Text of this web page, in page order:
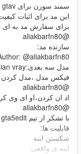
سمند سورن برای gtav
این مد برای اثبات
برای سفارش مد به ای
@aliakbarfn80
سازنده مد:
@aliakbarfn80
مدل سه بعدی:Persian vray
فیکس مدل ،مدل
@aliakbarfn80
اد ان کردن،او ای وی
@aliakbarfn80
با تشکر از تیم gta5edit
قابلیت ها:
شکستن اینه
اینه ی واقعی